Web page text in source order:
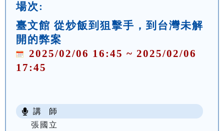
場次:
臺文館 從炒飯到狙擊手，到台灣未解
開的弊案
2025/02/06 16:45 ~ 2025/02/06
17:45
講 師
張國立